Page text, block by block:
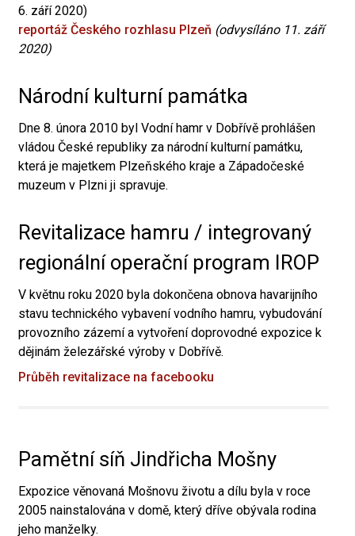
6. září 2020)
reportáž Českého rozhlasu Plzeň (odvysíláno 11. září
2020)
Národní kulturní památka
Dne 8. února 2010 byl Vodní hamr v Dobřívě prohlášen
vládou České republiky za národní kulturní památku,
která je majetkem Plzeňského kraje a Západočeské
muzeum v Plzni ji spravuje.
Revitalizace hamru / integrovaný
regionální operační program IROP
V květnu roku 2020 byla dokončena obnova havarijního
stavu technického vybavení vodního hamru, vybudování
provozního zázemí a vytvoření doprovodné expozice k
dějinám železářské výroby v Dobřívě.
Průběh revitalizace na facebooku
Pamětní síň Jindřicha Mošny
Expozice věnovaná Mošnovu životu a dílu byla v roce
2005 nainstalována v domě, který dříve obývala rodina
jeho manželky.